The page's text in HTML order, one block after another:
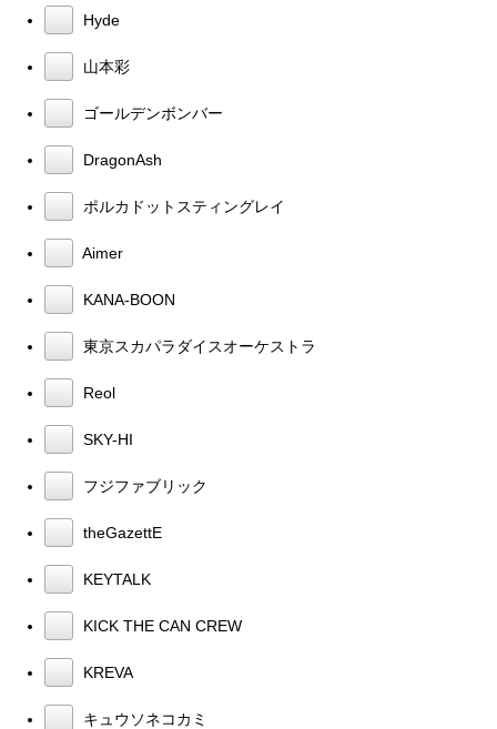
Hyde
山本彩
ゴールデンボンバー
DragonAsh
ポルカドットスティングレイ
Aimer
KANA-BOON
東京スカパラダイスオーケストラ
Reol
SKY-HI
フジファブリック
theGazettE
KEYTALK
KICK THE CAN CREW
KREVA
キュウソネコカミ